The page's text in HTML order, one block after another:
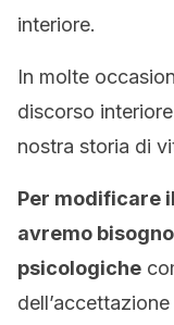
interiore.
In molte
discorso
nostra storia di
Per modificare
avremo
psicologiche